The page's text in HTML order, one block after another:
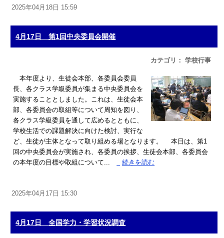
2025年04月18日 15:59
4月17日 第1回中央委員会開催
カテゴリ： 学校行事
本年度より、生徒会本部、各委員会委員
長、各クラス学級委員が集まる中央委員会を
実施することとしました。これは、生徒会本
部、各委員会の取組等について周知を図り、
各クラス学級委員を通して広めるとともに、
学校生活での課題解決に向けた検討、実行な
ど、生徒が主体となって取り組める場となります。 本日は、第1
回の中央委員会が実施され、各委員の挨拶、生徒会本部、各委員会
の本年度の目標や取組について...
続きを読む
2025年04月17日 15:30
4月17日 全国学力・学習状況調査